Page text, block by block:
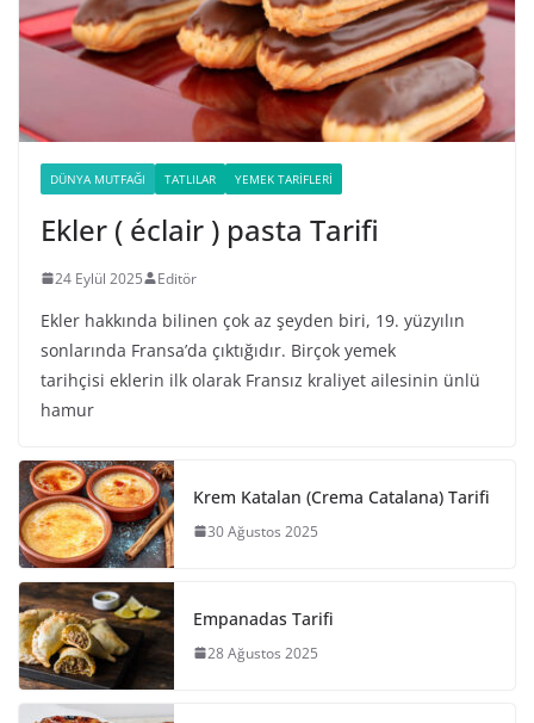
DÜNYA MUTFAĞI TATLILAR YEMEK TARIFLERI
Ekler ( éclair ) pasta Tarifi
24 Eylül 2025 Editör
Ekler hakkında bilinen çok az şeyden biri, 19. yüzyılın
sonlarında Fransa’da çıktığıdır. Birçok yemek
tarihçisi eklerin ilk olarak Fransız kraliyet ailesinin ünlü
hamur
Krem Katalan (Crema Catalana) Tarifi
30 Ağustos 2025
Empanadas Tarifi
28 Ağustos 2025